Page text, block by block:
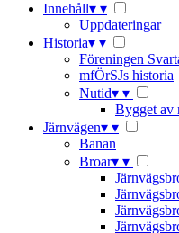
Innehåll▾ ▾
Uppdateringar
Historia▾ ▾
Föreningen
mfÖrSJs historia
Nutid▾ ▾
Bygget av
Järnvägen▾ ▾
Banan
Broar▾ ▾